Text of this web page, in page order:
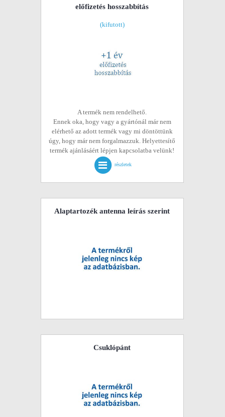
előfizetés hosszabbítás
(kifutott)
A termék nem rendelhető.
Ennek oka, hogy vagy a gyártónál már nem
elérhető az adott termék vagy mi döntöttünk
úgy, hogy már nem forgalmazzuk. Helyettesítő
termék ajánlásáért lépjen kapcsolatba velünk!
részletek
Alaptartozék antenna leírás szerint
Csuklópánt